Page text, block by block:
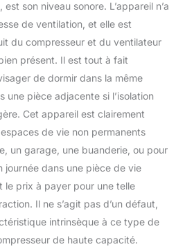
son niveau sonore. L’appareil n’a
de ventilation, et elle est
du compresseur et du ventilateur
présent. Il est tout à fait
de dormir dans la même
une pièce adjacente si l’isolation
Cet appareil est clairement
de vie non permanents
un garage, une buanderie, ou pour
journée dans une pièce de vie
le prix à payer pour une telle
Il ne s’agit pas d’un défaut,
intrinsèque à ce type de
de haute capacité.